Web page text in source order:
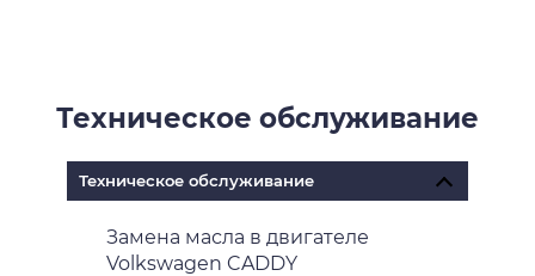
Техническое обслуживание
Техническое обслуживание
Замена масла в двигателе
Volkswagen CADDY